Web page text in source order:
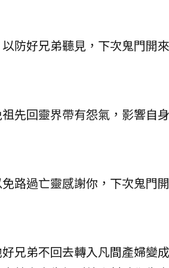
防好兄弟聽見，下次鬼門開
先回靈界帶有怨氣，影響自
路過亡靈感謝你，下次鬼門
兄弟不回去轉入凡間產婦變